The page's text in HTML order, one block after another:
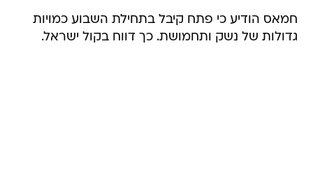
חמאס הודיע כי פתח קיבל בתחילת השבוע כמויות
גדולות של נשק ותחמושת. כך דווח בקול ישראל.